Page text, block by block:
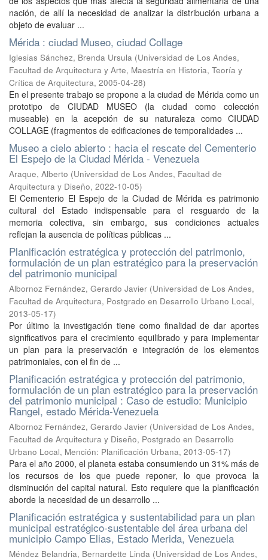
nación, de allí la necesidad de analizar la distribución urbana a
objeto de evaluar ...
Mérida : ciudad Museo, ciudad Collage
Iglesias Sánchez, Brenda Ursula (Universidad de Los Andes,
Facultad de Arquitectura y Arte, Maestría en Historia, Teoría y
Crítica de Arquitectura, 2005-04-28)
En el presente trabajo se propone a la ciudad de Mérida como un
prototipo de CIUDAD MUSEO (la ciudad como colección
museable) en la acepción de su naturaleza como CIUDAD
COLLAGE (fragmentos de edificaciones de temporalidades ...
Museo a cielo abierto : hacia el rescate del Cementerio
El Espejo de la Ciudad Mérida - Venezuela
Araque, Alberto (Universidad de Los Andes, Facultad de
Arquitectura y Diseño, 2022-10-05)
El Cementerio El Espejo de la Ciudad de Mérida es patrimonio
cultural del Estado indispensable para el resguardo de la
memoria colectiva, sin embargo, sus condiciones actuales
reflejan la ausencia de políticas públicas ...
Planificación estratégica y protección del patrimonio,
formulación de un plan estratégico para la preservación
del patrimonio municipal
Albornoz Fernández, Gerardo Javier (Universidad de Los Andes,
Facultad de Arquitectura, Postgrado en Desarrollo Urbano Local,
2013-05-17)
Por último la investigación tiene como finalidad de dar aportes
significativos para el crecimiento equilibrado y para implementar
un plan para la preservación e integración de los elementos
patrimoniales, con el fin de ...
Planificación estratégica y protección del patrimonio,
formulación de un plan estratégico para la preservación
del patrimonio municipal : Caso de estudio: Municipio
Rangel, estado Mérida-Venezuela
Albornoz Fernández, Gerardo Javier (Universidad de Los Andes,
Facultad de Arquitectura y Diseño, Postgrado en Desarrollo
Urbano Local, Mención: Planificación Urbana, 2013-05-17)
Para el año 2000, el planeta estaba consumiendo un 31% más de
los recursos de los que puede reponer, lo que provoca la
disminución del capital natural. Esto requiere que la planificación
aborde la necesidad de un desarrollo ...
Planificación estratégica y sustentabilidad para un plan
municipal estratégico-sustentable del área urbana del
municipio Campo Elias, Estado Merida, Venezuela
Méndez Belandria, Bernardette Linda (Universidad de Los Andes,